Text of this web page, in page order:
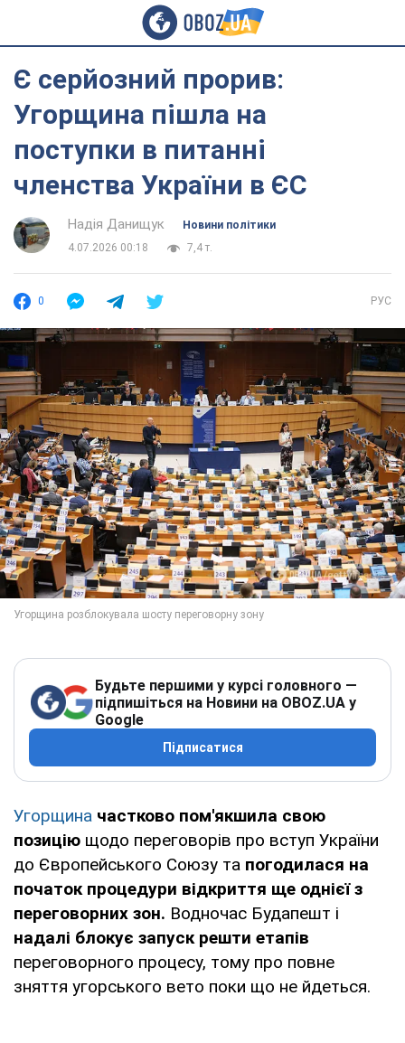
Є серйозний прорив:
Угорщина пішла на
поступки в питанні
членства України в ЄС
Надія Данищук
Новини політики
4.07.2026 00:18
7,4 т.
0 РУС
Будьте першими у курсі головного —
підпишіться на Новини на OBOZ.UA у
Google
Підписатися
Угорщина частково пом'якшила свою
позицію щодо переговорів про вступ України
до Європейського Союзу та погодилася на
початок процедури відкриття ще однієї з
переговорних зон. Водночас Будапешт і
надалі блокує запуск решти етапів
переговорного процесу, тому про повне
зняття угорського вето поки що не йдеться.